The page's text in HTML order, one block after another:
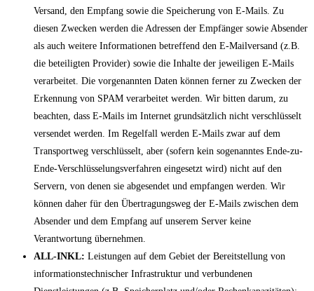
Versand, den Empfang sowie die Speicherung von E-Mails. Zu
diesen Zwecken werden die Adressen der Empfänger sowie Absender
als auch weitere Informationen betreffend den E-Mailversand (z.B.
die beteiligten Provider) sowie die Inhalte der jeweiligen E-Mails
verarbeitet. Die vorgenannten Daten können ferner zu Zwecken der
Erkennung von SPAM verarbeitet werden. Wir bitten darum, zu
beachten, dass E-Mails im Internet grundsätzlich nicht verschlüsselt
versendet werden. Im Regelfall werden E-Mails zwar auf dem
Transportweg verschlüsselt, aber (sofern kein sogenanntes Ende-zu-
Ende-Verschlüsselungsverfahren eingesetzt wird) nicht auf den
Servern, von denen sie abgesendet und empfangen werden. Wir
können daher für den Übertragungsweg der E-Mails zwischen dem
Absender und dem Empfang auf unserem Server keine
Verantwortung übernehmen.
ALL-INKL: Leistungen auf dem Gebiet der Bereitstellung von
informationstechnischer Infrastruktur und verbundenen